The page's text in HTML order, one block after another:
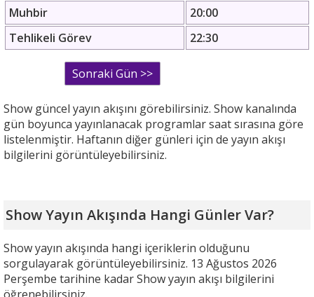
Muhbir
20:00
Tehlikeli Görev
22:30
Show güncel yayın akışını görebilirsiniz. Show kanalında
gün boyunca yayınlanacak programlar saat sırasına göre
listelenmiştir. Haftanın diğer günleri için de yayın akışı
bilgilerini görüntüleyebilirsiniz.
Show Yayın Akışında Hangi Günler Var?
Show yayın akışında hangi içeriklerin olduğunu
sorgulayarak görüntüleyebilirsiniz. 13 Ağustos 2026
Perşembe tarihine kadar Show yayın akışı bilgilerini